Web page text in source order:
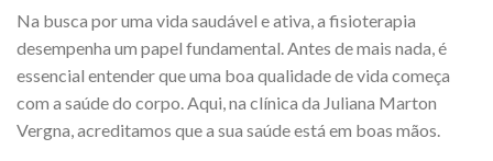
Na busca por uma vida saudável e ativa, a fisioterapia
desempenha um papel fundamental. Antes de mais nada, é
essencial entender que uma boa qualidade de vida começa
com a saúde do corpo. Aqui, na clínica da Juliana Marton
Vergna, acreditamos que a sua saúde está em boas mãos.